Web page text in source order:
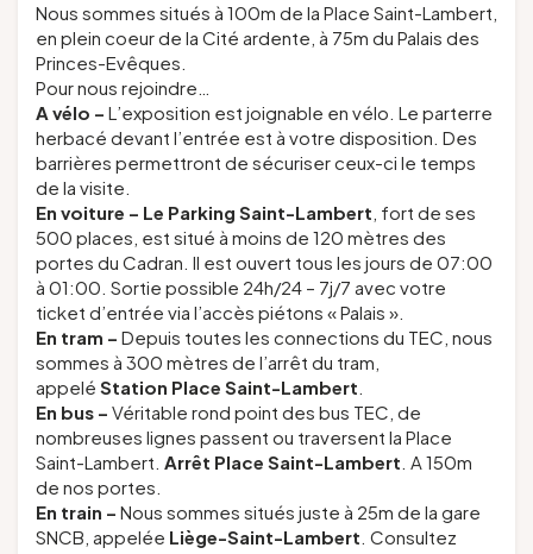
Nous sommes situés à 100m de la Place Saint-Lambert,
en plein coeur de la Cité ardente, à 75m du Palais des
Princes-Evêques.
Pour nous rejoindre…
A vélo – L’exposition est joignable en vélo. Le parterre
herbacé devant l’entrée est à votre disposition. Des
barrières permettront de sécuriser ceux-ci le temps
de la visite.
En voiture – Le Parking Saint-Lambert , fort de ses
500 places, est situé à moins de 120 mètres des
portes du Cadran. Il est ouvert tous les jours de 07:00
à 01:00. Sortie possible 24h/24 – 7j/7 avec votre
ticket d’entrée via l’accès piétons « Palais ».
En tram – Depuis toutes les connections du TEC, nous
sommes à 300 mètres de l’arrêt du tram,
appelé Station Place Saint-Lambert
En bus – Véritable rond point des bus TEC, de
nombreuses lignes passent ou traversent la Place
Saint-Lambert. Arrêt Place Saint-Lambert . A 150m
de nos portes.
En train – Nous sommes situés juste à 25m de la gare
SNCB, appelée Liège-Saint-Lambert . Consultez